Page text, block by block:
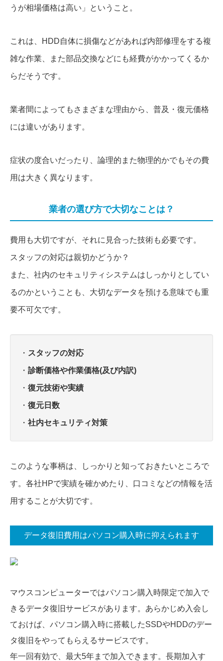
うが相場価格は高い」ということ。
これは、HDD自体に損傷などがあれば内部修理をする複
雑な作業、また部品交換などにも経費がかかってくるか
らだそうです。
業者間によってもさまざまな理由から、普及・復元価格
には違いがあります。
症状の度合いだったり、論理的また物理的かでもその費
用は大きく異なります。
業者の選び方で大切なことは？
費用も大切ですが、それに見合った技術も必要です。
スタッフの対応は親切かどうか？
また、社内のセキュリティシステムはしっかりとしてい
るのかということも、大切なデータを預ける意味でも重
要不可欠です。
・ スタッフの対応
・ 診断価格や作業価格(及び内訳)
・ 復元技術や実績
・ 復元日数
・ 社内セキュリティ対策
このような事柄は、しっかりと知っておきたいところで
す。各社HPで実績を確かめたり、口コミなどの情報を活
用することが大切です。
データ復旧費用はパソコン購入時に抑えられます
マウスコンピューターではパソコン購入時限定で加入で
きるデータ復旧サービスがあります。あらかじめ入会し
ておけば、パソコン購入時に搭載したSSDやHDDのデー
タ復旧をやってもらえるサービスです。
年一回有効で、最大5年まで加入できます。長期加入す